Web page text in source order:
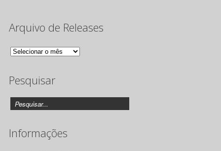
Arquivo de Releases
Arquivo
Releases
Pesquisar
Informações